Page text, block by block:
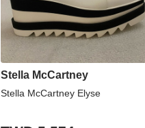
Stella McCartney
Stella McCartney Elyse